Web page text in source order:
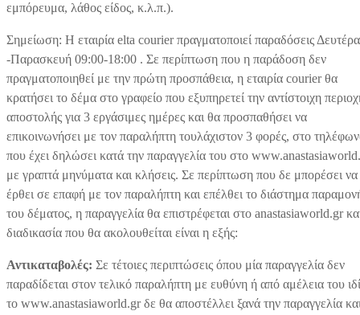
εμπόρευμα, λάθος είδος, κ.λ.π.).
Σημείωση: Η εταιρία elta courier πραγματοποιεί παραδόσεις Δευτέρα
-Παρασκευή 09:00-18:00 . Σε περίπτωση που η παράδοση δεν
πραγματοποιηθεί με την πρώτη προσπάθεια, η εταιρία courier θα
κρατήσει το δέμα στο γραφείο που εξυπηρετεί την αντίστοιχη
αποστολής για 3 εργάσιμες ημέρες και θα προσπαθήσει να
επικοινωνήσει με τον παραλήπτη τουλάχιστον 3 φορές, στο
που έχει δηλώσει κατά την παραγγελία του στο
με γραπτά μηνύματα και κλήσεις. Σε περίπτωση που δε μπορέσει να
έρθει σε επαφή με τον παραλήπτη και επέλθει το διάστημα
του δέματος, η παραγγελία θα επιστρέφεται στο anastasiaworld.gr
διαδικασία που θα ακολουθείται είναι η εξής:
Αντικαταβολές: Σε τέτοιες περιπτώσεις όπου μία παραγγελία δεν
παραδίδεται στον τελικό παραλήπτη με ευθύνη ή από αμέλεια του
το www.anastasiaworld.gr δε θα αποστέλλει ξανά την παραγγελία